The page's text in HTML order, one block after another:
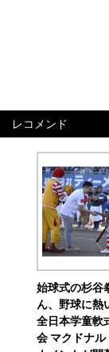
レコメンド
始球式の杉谷
ん、野球に
全日本学童軟
会 マクドナ